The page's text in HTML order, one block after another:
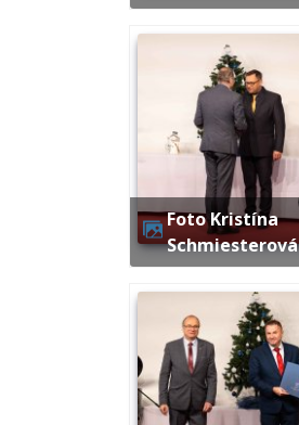
Foto Kristína
Schmiesterová